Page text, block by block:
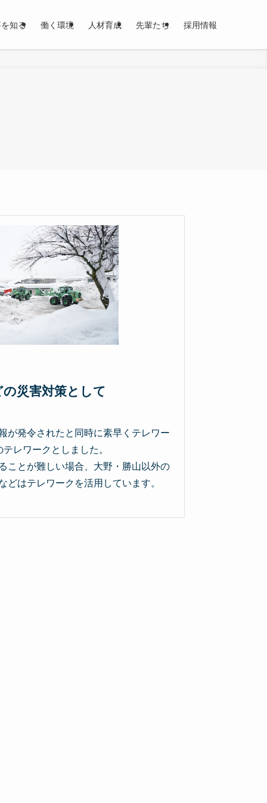
知る 働く環境 人材育成 先輩たち 採用情報
災害対策として
が発令されたと同時に素早くテレワー
レワークとしました。
ことが難しい場合、大野・勝山以外の
はテレワークを活用しています。